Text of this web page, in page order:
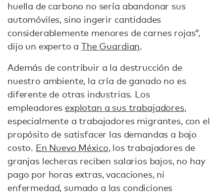
huella de carbono no sería abandonar sus
automóviles, sino ingerir cantidades
considerablemente menores de carnes rojas”,
dijo un experto aThe Guardian.
Además de contribuir a la destrucción de
nuestro ambiente, la cría de ganado no es
diferente de otras industrias. Los
empleadores explotan a sus trabajadores,
especialmente a trabajadores migrantes, con el
propósito de satisfacer las demandas a bajo
costo. En Nuevo México, los trabajadores de
granjas lecheras reciben salarios bajos, no hay
pago por horas extras, vacaciones, ni
enfermedad, sumado a las condiciones